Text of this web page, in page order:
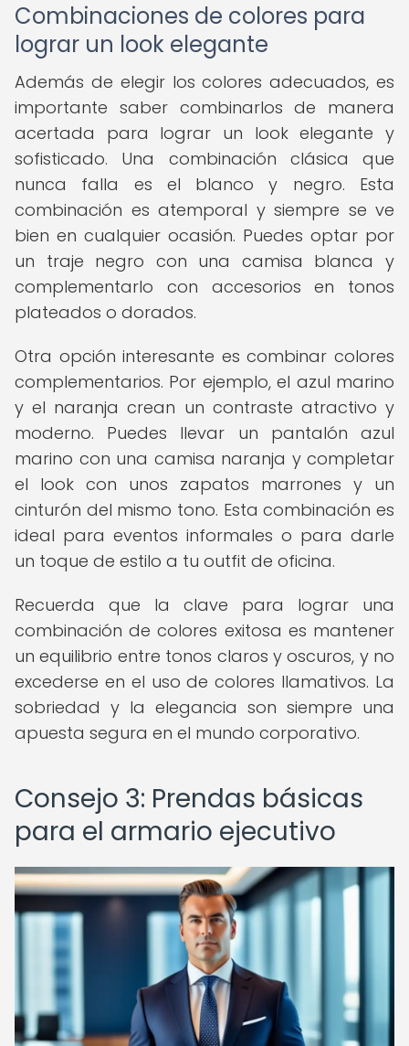
Combinaciones de colores para
lograr un look elegante
Además de elegir los colores adecuados, es
importante saber combinarlos de manera
acertada para lograr un look elegante y
sofisticado. Una combinación clásica que
nunca falla es el blanco y negro. Esta
combinación es atemporal y siempre se ve
bien en cualquier ocasión. Puedes optar por
un traje negro con una camisa blanca y
complementarlo con accesorios en tonos
plateados o dorados.
Otra opción interesante es combinar colores
complementarios. Por ejemplo, el azul marino
y el naranja crean un contraste atractivo y
moderno. Puedes llevar un pantalón azul
marino con una camisa naranja y completar
el look con unos zapatos marrones y un
cinturón del mismo tono. Esta combinación es
ideal para eventos informales o para darle
un toque de estilo a tu outfit de oficina.
Recuerda que la clave para lograr una
combinación de colores exitosa es mantener
un equilibrio entre tonos claros y oscuros, y no
excederse en el uso de colores llamativos. La
sobriedad y la elegancia son siempre una
apuesta segura en el mundo corporativo.
Consejo 3: Prendas básicas
para el armario ejecutivo